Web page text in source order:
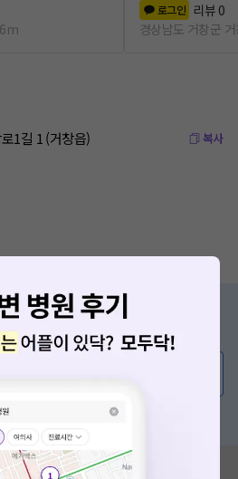
로그인 리뷰 0
경상남도 거창군
1길 1 (거창읍) 복사
금한 점이 있나요?
직접 답해드려요!
스에 다양한 게시글 보러가기
있나요?